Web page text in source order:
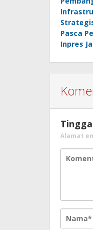
Pasca
Inpres
Alamat